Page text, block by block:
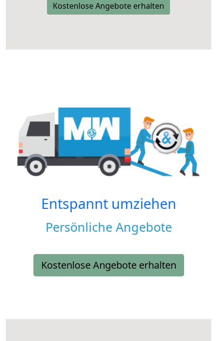
Kostenlose Angebote erhalten
Entspannt umziehen
Persönliche Angebote
Kostenlose Angebote erhalten